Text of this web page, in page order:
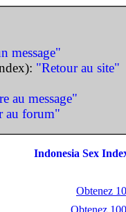
message"
"Retour au site"
au message"
au forum"
Indonesia Sex
Obtenez
Obtenez